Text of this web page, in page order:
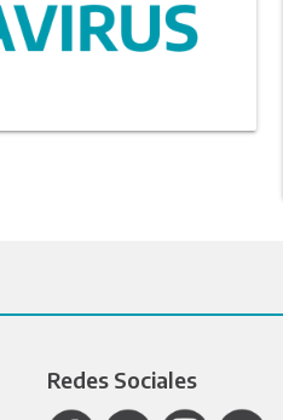
Redes Sociales